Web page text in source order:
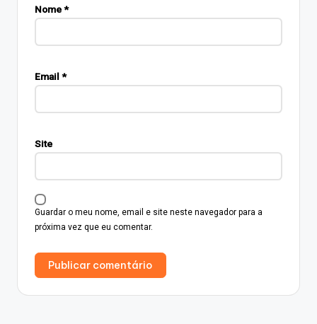
Nome*
Email *
Site
Guardar o meu nome, email e site neste navegador para a
próxima vez que eu comentar.